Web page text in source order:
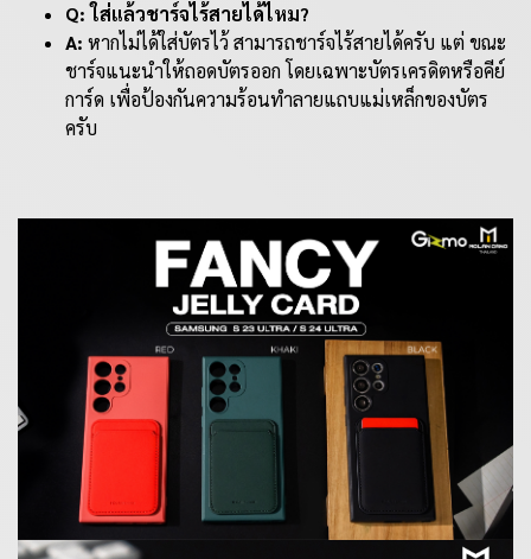
Q: ใส่แล้วชาร์จไร้สายได้ไหม?
A: หากไม่ได้ใส่บัตรไว้ สามารถชาร์จไร้สายได้ครับ แต่ ขณะ
ชาร์จแนะนำให้ถอดบัตรออก โดยเฉพาะบัตรเครดิตหรือคีย์
การ์ด เพื่อป้องกันความร้อนทำลายแถบแม่เหล็กของบัตร
ครับ